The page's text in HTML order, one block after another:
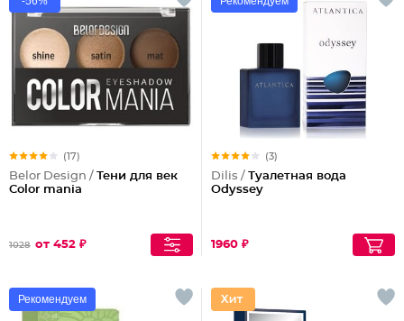
(17)
Belor Design / Тени для век
Color mania
1028 от 452 ₽
(3)
Dilis / Туалетная вода
Odyssey
1960 ₽
Рекомендуем